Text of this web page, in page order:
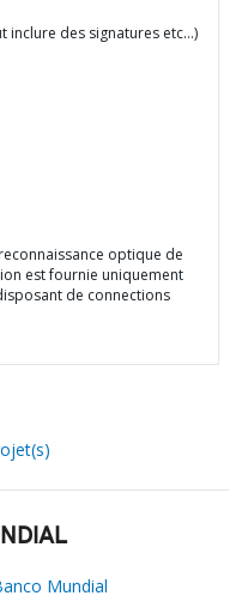
inclure des signatures etc…)
optique de
est fournie uniquement
de connections
Mundial